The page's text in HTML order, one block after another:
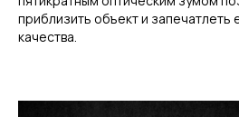
приблизить объект и запечатлеть
качества.